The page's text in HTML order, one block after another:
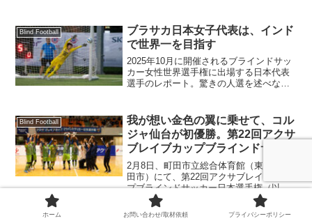
Blind Football
ブラサカ日本女子代表は、インド
で世界一を目指す
2025年10月に開催されるブラインドサッ
カー女性世界選手権に出場する日本代表
選手のレポート。驚きの人選を述べなが
Blind Football
我が想い金色の翼に乗せて、コル
ジャ仙台が初優勝。第22回アクサ
ブレイブカップブラインドサッカ
ー日本選手権が終幕。
2月8日、町田市立総合体育館（東京都町
田市）にて、第22回アクサブレイブカッ
プブラインドサッカー日本選手権（以下
日本選手権）FINALラウンドが開催さ
れ、コルジャ仙台が2-1でfree bird
ホーム お問い合わせ/取材依頼 プライバシーポリシー